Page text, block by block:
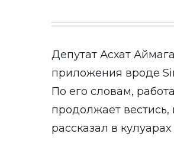
Депутат Асхат
приложения вроде
По его словам,
продолжает
рассказал в